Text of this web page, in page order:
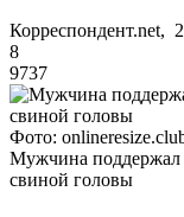
Корреспондент.net,
8
9737
Фото:
Мужчина поддержал
свиной головы